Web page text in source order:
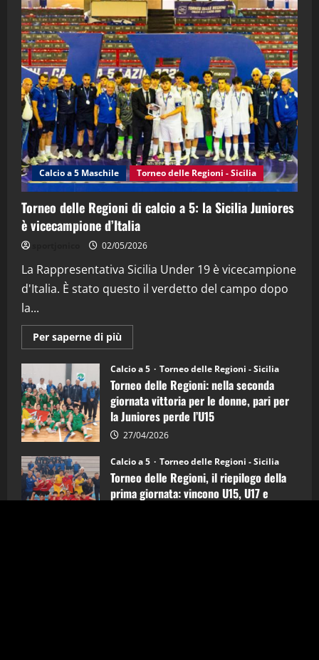
2
3
"SportEmpire" in Podcast
“SportEmpire” in Podcast: 28^ Puntata
(Martedi 21 Aprile 2026)
21/04/2026
4
"SportEmpire" in Podcast Sport News
“SportEmpire” in Podcast: 27^ Puntata
(Martedi 14 Aprile 2026)
15/04/2026
"SportEmpire" in Podcast
“SportEmpire” in Podcast: 26^ Puntata
08/04/2026
Calcio a 5 Maschile Torneo delle Regioni - Sicilia
Torneo delle Regioni di calcio a 5: la Sicilia Juniores
è vicecampione d’Italia
02/05/2026
La Rappresentativa Sicilia Under 19 è vicecampione
d'Italia. È stato questo il verdetto del campo dopo
la...
Per saperne di più
informazioni
Torneo
delle
Regioni
di
calcio
a
5:
la
Juniores
è
vicecampione
d’Italia
Calcio a 5 Torneo delle Regioni - Sicilia
Torneo delle Regioni: nella seconda
giornata vittoria per le donne, pari per
la Juniores perde l’U15
27/04/2026
Calcio a 5 Torneo delle Regioni - Sicilia
Torneo delle Regioni, il riepilogo della
prima giornata: vincono U15, U17 e